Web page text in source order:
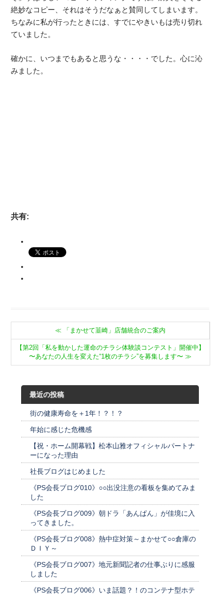
絶妙なコピー、それはそうだなぁと賛同してしまいます。
ちなみに私が行ったときには、すでにやきいもは売り切れ
ていました。
確かに、いつまでもあると思うな・・・・でした。心に沁
みました。
共有:
≪ 「まかせて韮崎」店舗統合のご案内
【第2回「私を動かした運命のチラシ体験談コンテスト」開催中】
〜あなたの人生を変えた“1枚のチラシ”を募集します〜≫
最近の投稿
街の健康寿命を＋1年！？！？
年始に感じた危機感
【祝・ホーム開幕戦】松本山雅オフィシャルパートナ
ーになった理由
社長ブログはじめました
《PS会長ブログ010》○○出没注意の看板を集めてみま
した
《PS会長ブログ009》朝ドラ「あんぱん」が佳境に入
ってきました。
《PS会長ブログ008》熱中症対策～まかせて○○倉庫の
ＤＩＹ～
《PS会長ブログ007》地元新聞記者の仕事ぶりに感服
しました
《PS会長ブログ006》いま話題？！のコンテナ型ホテ